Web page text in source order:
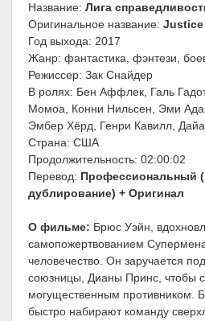
Название: Лига
Оригинальное название: Justice
Год выхода: 2017
Жанр: фантастика, фэнтези,
Режиссер: Зак Снайдер
В ролях: Бен Аффлек, Галь
Момоа, Конни Нильсен, Эми
Эмбер Хёрд, Генри Кавилл,
Страна: США
Продолжительность: 02:00:02
Перевод: Профессиональный
дублирование) + Оригинал
О фильме: Брюс Уэйн,
самопожертвованием
человечество. Он заручается
союзницы, Дианы Принс, чтобы
могущественным противником.
быстро набирают команду